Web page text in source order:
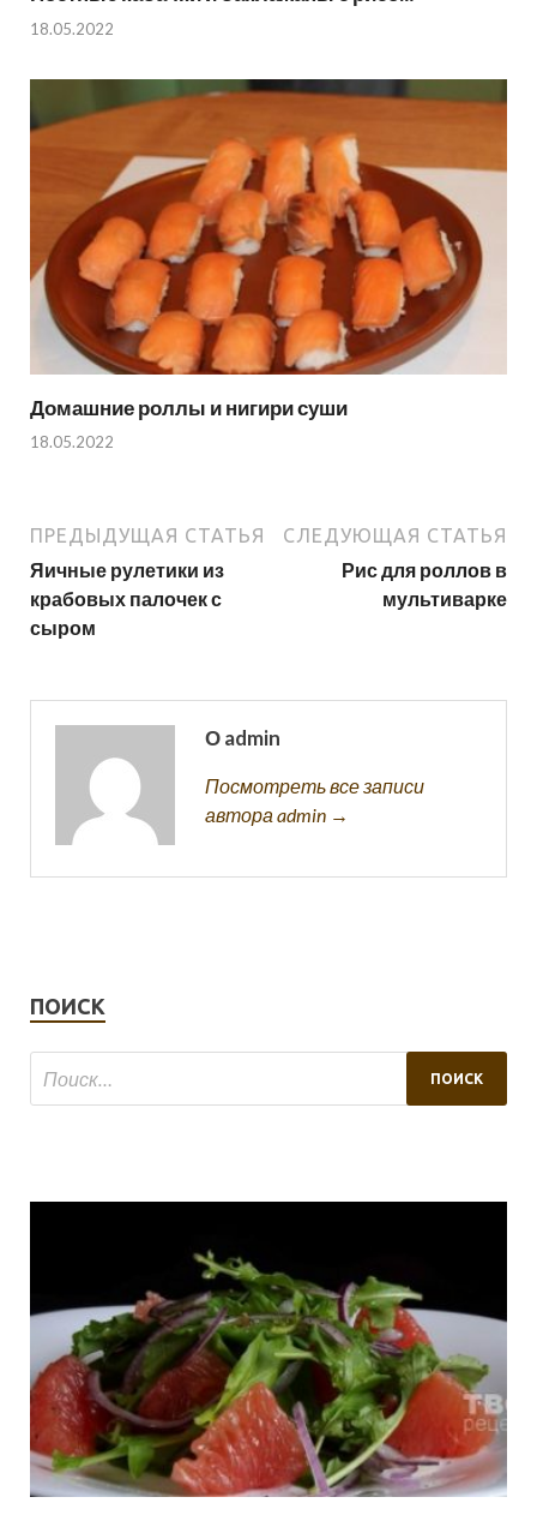
18.05.2022
Домашние роллы и нигири суши
18.05.2022
ПРЕДЫДУЩАЯ СТАТЬЯ
Яичные рулетики из
крабовых палочек с
сыром
СЛЕДУЮЩАЯ СТАТЬЯ
Рис для роллов в
мультиварке
О admin
Посмотреть все записи
автора admin →
ПОИСК